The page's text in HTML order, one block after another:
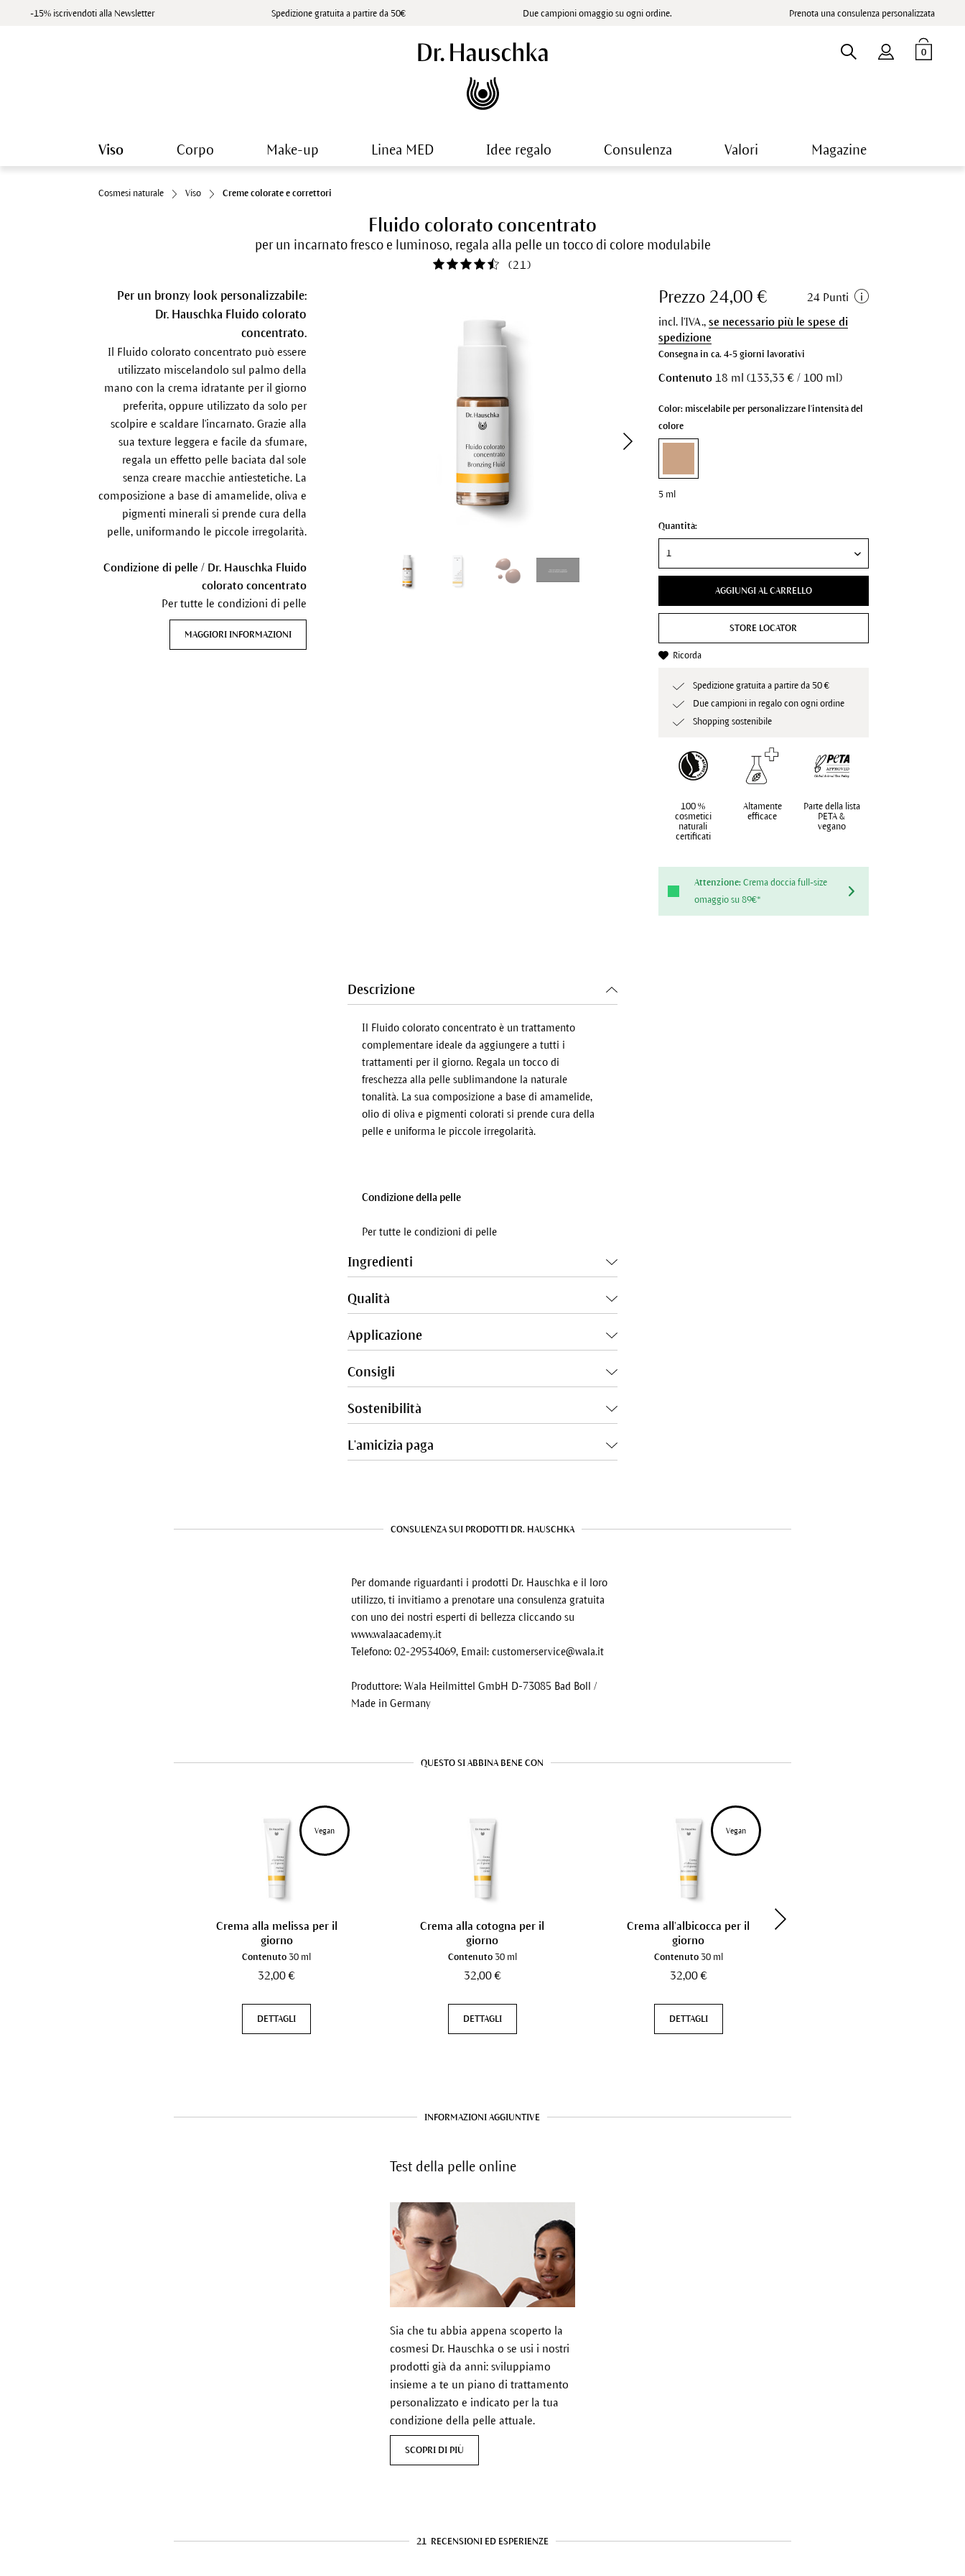
-15% iscrivendoti alla Newsletter Spedizione gratuita a partire da 50€ Due campioni omaggio su ogni ordine. Prenota una consulenza personalizzata
0
Viso Corpo Make-up Linea MED Idee regalo Consulenza Valori Magazine
Cosmesi naturale Viso Creme colorate e correttori
Fluido colorato concentrato
per un incarnato fresco e luminoso, regala alla pelle un tocco di colore modulabile
(21)
Per un bronzy look personalizzabile:
Dr. Hauschka Fluido colorato
concentrato.
Il Fluido colorato concentrato può essere
utilizzato miscelandolo sul palmo della
mano con la crema idratante per il giorno
preferita, oppure utilizzato da solo per
scolpire e scaldare l'incarnato. Grazie alla
sua texture leggera e facile da sfumare,
regala un effetto pelle baciata dal sole
senza creare macchie antiestetiche. La
composizione a base di amamelide, oliva e
pigmenti minerali si prende cura della
pelle, uniformando le piccole irregolarità.
Condizione di pelle / Dr. Hauschka Fluido
colorato concentrato
Per tutte le condizioni di pelle
MAGGIORI INFORMAZIONI
Prezzo 24,00 € 24 Punti
incl. l'IVA.,se necessario più le spese di
spedizione
Consegna in ca. 4-5 giorni lavorativi
Contenuto 18 ml (133,33 € / 100 ml)
Color: miscelabile per personalizzare l'intensità del
colore
5 ml
Quantità:
AGGIUNGI AL CARRELLO
STORE LOCATOR
Ricorda
Spedizione gratuita a partire da 50 €
Due campioni in regalo con ogni ordine
Shopping sostenibile
100 %
cosmetici
naturali
certificati
Altamente
efficace
Parte della lista
PETA &
vegano
Attenzione: Crema doccia full-size
omaggio su 89€*
Descrizione
Il Fluido colorato concentrato è un trattamento
complementare ideale da aggiungere a tutti i
trattamenti per il giorno. Regala un tocco di
freschezza alla pelle sublimandone la naturale
tonalità. La sua composizione a base di amamelide,
olio di oliva e pigmenti colorati si prende cura della
pelle e uniforma le piccole irregolarità.
Condizione della pelle
Per tutte le condizioni di pelle
Ingredienti
Qualità
Applicazione
Consigli
Sostenibilità
L'amicizia paga
CONSULENZA SUI PRODOTTI DR. HAUSCHKA
Per domande riguardanti i prodotti Dr. Hauschka e il loro
utilizzo, ti invitiamo a prenotare una consulenza gratuita
con uno dei nostri esperti di bellezza cliccando su
www.walaacademy.it
Telefono: 02-29534069, Email: customerservice@wala.it
Produttore: Wala Heilmittel GmbH D-73085 Bad Boll /
Made in Germany
QUESTO SI ABBINA BENE CON
Vegan
Crema alla melissa per il
giorno
Contenuto30 ml
32,00 €
DETTAGLI
Crema alla cotogna per il
giorno
Contenuto 30 ml
32,00 €
DETTAGLI
Vegan
Crema all’albicocca per il
giorno
Contenuto 30 ml
32,00 €
DETTAGLI
INFORMAZIONI AGGIUNTIVE
Test della pelle online
Sia che tu abbia appena scoperto la
cosmesi Dr. Hauschka o se usi i nostri
prodotti già da anni: sviluppiamo
insieme a te un piano di trattamento
personalizzato e indicato per la tua
condizione della pelle attuale.
SCOPRI DI PIÙ
21 RECENSIONI ED ESPERIENZE